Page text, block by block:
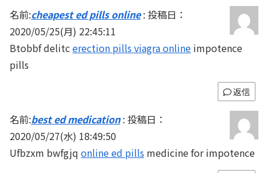
名前:cheapest ed pills online: 投稿日：
2020/05/25(月) 22:45:11
Btobbf delitcerection pills viagra online impotence
pills
返信
名前:best ed medication: 投稿日：
2020/05/27(水) 18:49:50
Ufbzxm bwfgjq online ed pills medicine for impotence